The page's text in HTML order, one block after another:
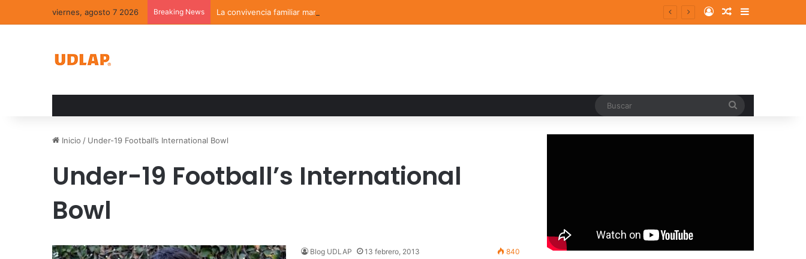
viernes, agosto 7 2026 Breaking News La convivencia familiar marca el cierre del Curso de Verano de Escuelas Aztecas Log InRandom Article
Sidebar
Inicio / Under-19 Football’s International Bowl
Under-19 Football’s International
Bowl
Blog UDLAP 13 febrero, 2013 840